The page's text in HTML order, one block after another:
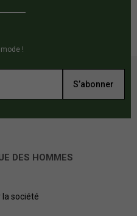
!
S’abonner
DES HOMMES
la société